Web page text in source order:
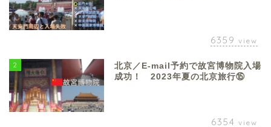
6359 view
2
北京／E-mail予約で故宮博物院入場
成功！ 2023年夏の北京旅行⑮
6354 view